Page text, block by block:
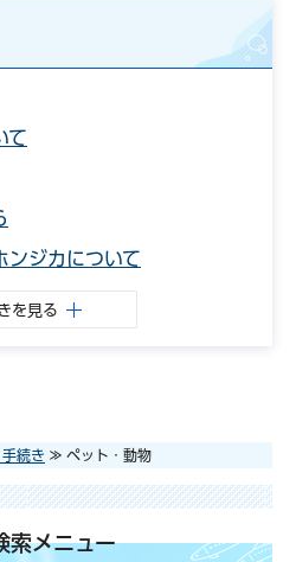
て
ンジカについて
を見る
手続き ≫ ペット・動物
索メニュー